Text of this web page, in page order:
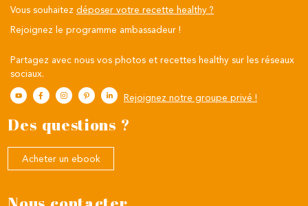
Vous souhaitez déposer votre recette healthy ?
Rejoignez le programme ambassadeur !
Partagez avec nous vos photos et recettes healthy sur les réseaux
sociaux.
Rejoignez notre groupe privé !
Des questions ?
Acheter un ebook